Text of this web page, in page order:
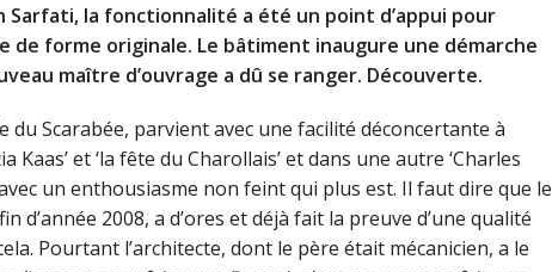
Sarfati, la fonctionnalité a été un point d’appui pour
forme originale. Le bâtiment inaugure une démarche
maître d’ouvrage a dû se ranger. Découverte.
du Scarabée, parvient avec une facilité déconcertante à
et ‘la fête du Charollais’ et dans une autre ‘Charles
avec un enthousiasme non feint qui plus est. Il faut dire que le
d’année 2008, a d’ores et déjà fait la preuve d’une qualité
Pourtant l’architecte, dont le père était mécanicien, a le